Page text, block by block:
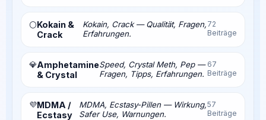
⚪Kokain &
Crack
Kokain, Crack — Qualität, Fragen,
Erfahrungen.
72
Beiträge
💎Amphetamine
& Crystal
Speed, Crystal Meth, Pep —
Fragen, Tipps, Erfahrungen.
67
Beiträge
💜MDMA /
Ecstasy
MDMA, Ecstasy-Pillen — Wirkung,
Safer Use, Warnungen.
57
Beiträge